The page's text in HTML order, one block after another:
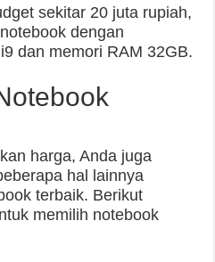
sekitar 20 juta rupiah,
dengan
dan memori RAM 32GB.
harga, Anda juga
hal lainnya
terbaik. Berikut
memilih notebook